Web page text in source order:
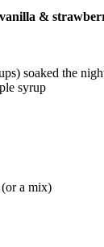
&
soaked the
syrup
(or a mix)